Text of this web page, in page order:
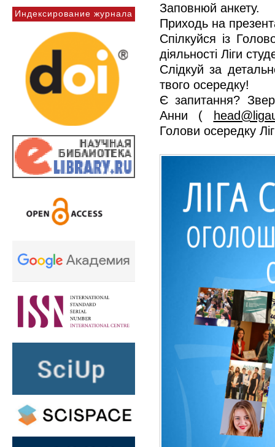
Индексирование журнала
Заповнюй анкету.
Приходь на
Спілкуйся із
діяльності Ліги
Слідкуй за
твого осередку!
Є запитання?
Анни (
Голови осередку